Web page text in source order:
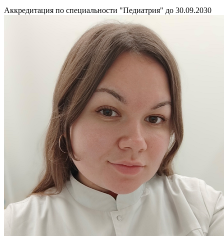
Аккредитация по специальности "Педиатрия" до 30.09.2030